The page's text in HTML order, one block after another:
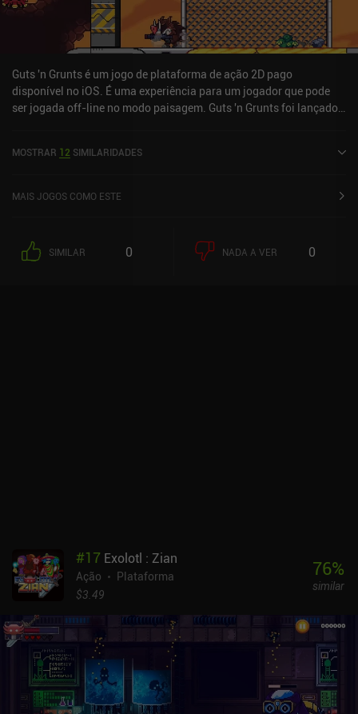
Guts 'n Grunts é um jogo de plataforma de ação 2D pago
disponível no iOS. É uma experiência para um jogador que pode
ser jogada off-line no modo paisagem. Guts 'n Grunts foi lançado
MOSTRAR 12 SIMILARIDADES
MAIS JOGOS COMO ESTE
SIMILAR 0 NADA A VER 0
#17 Exolotl : Zian
Ação
Plataforma
$3.49
76%
similar